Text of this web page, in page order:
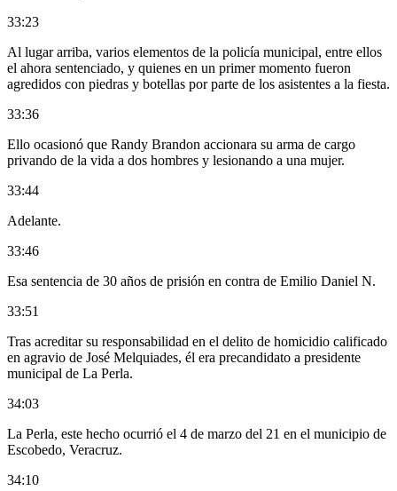
33:23
Al lugar arriba, varios elementos de la policía municipal, entre ellos
el ahora sentenciado, y quienes en un primer momento fueron
agredidos con piedras y botellas por parte de los asistentes a la fiesta.
33:36
Ello ocasionó que Randy Brandon accionara su arma de cargo
privando de la vida a dos hombres y lesionando a una mujer.
33:44
Adelante.
33:46
Esa sentencia de 30 años de prisión en contra de Emilio Daniel N.
33:51
Tras acreditar su responsabilidad en el delito de homicidio calificado
en agravio de José Melquiades, él era precandidato a presidente
municipal de La Perla.
34:03
La Perla, este hecho ocurrió el 4 de marzo del 21 en el municipio de
Escobedo, Veracruz.
34:10